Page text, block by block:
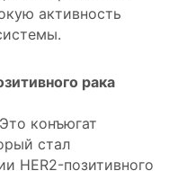
активность
рака
Это конъюгат
стал
HER2-позитивного